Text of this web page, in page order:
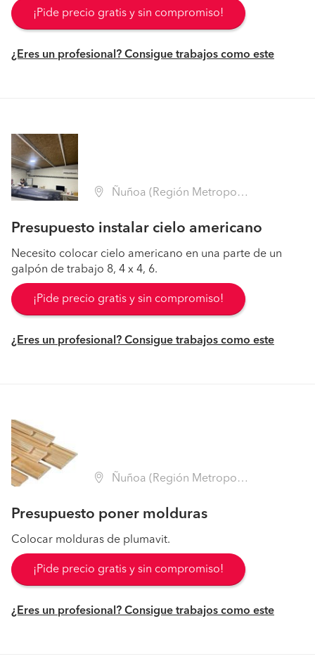
¡Pide precio gratis y sin compromiso!
¿Eres un profesional? Consigue trabajos como este
Ñuñoa (Región Metropolitana - Santiago)
Presupuesto instalar cielo americano
Necesito colocar cielo americano en una parte de un
galpón de trabajo 8, 4 x 4, 6.
¡Pide precio gratis y sin compromiso!
¿Eres un profesional? Consigue trabajos como este
Ñuñoa (Región Metropolitana - Santiago)
Presupuesto poner molduras
Colocar molduras de plumavit.
¡Pide precio gratis y sin compromiso!
¿Eres un profesional? Consigue trabajos como este